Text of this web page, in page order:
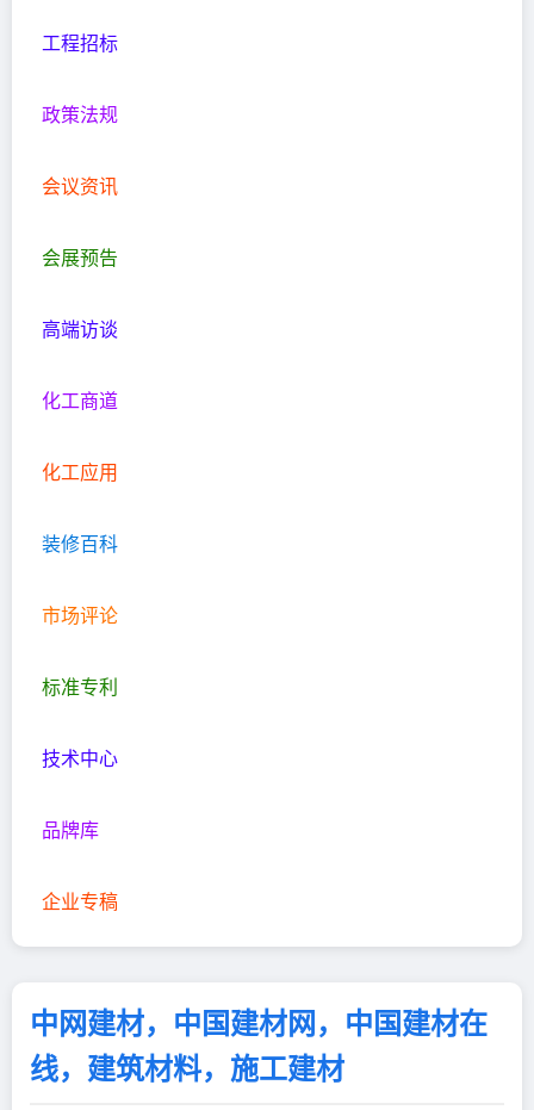
工程招标
政策法规
会议资讯
会展预告
高端访谈
化工商道
化工应用
装修百科
市场评论
标准专利
技术中心
品牌库
企业专稿
中网建材，中国建材网，中国建材在
线，建筑材料，施工建材